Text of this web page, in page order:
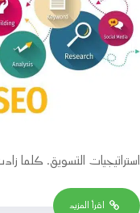
استراتيجيات التسويق. كلما
اقرأ المزيد